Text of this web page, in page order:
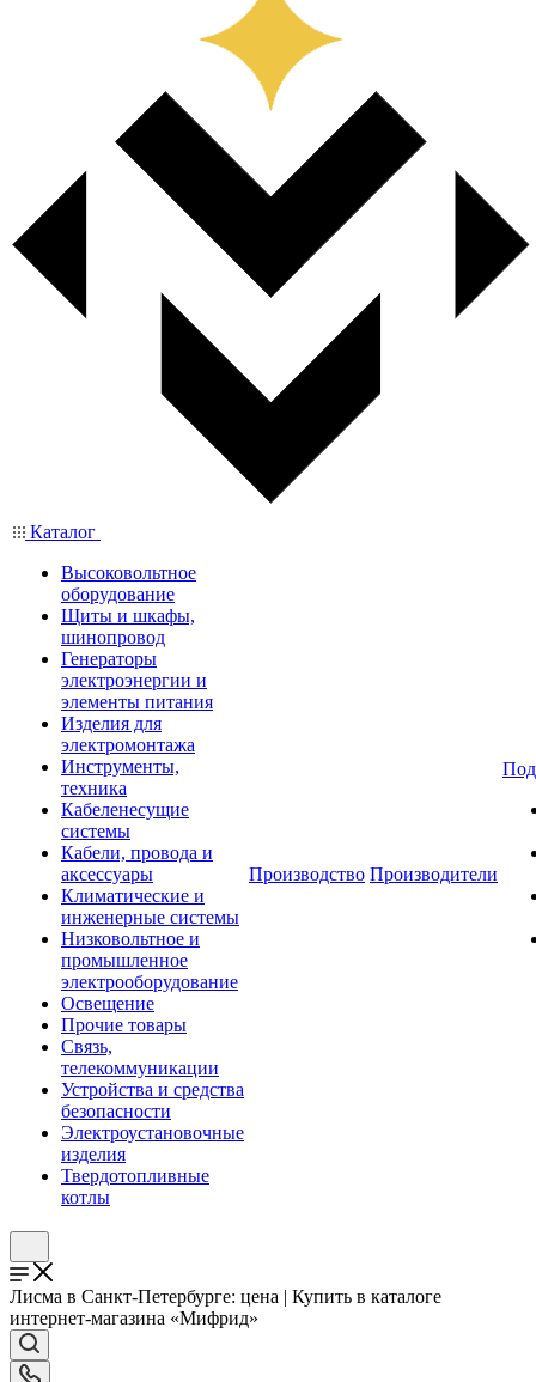
Каталог
Высоковольтное
оборудование
Щиты и шкафы,
шинопровод
Генераторы
электроэнергии и
элементы питания
Изделия для
электромонтажа
Инструменты,
техника
Кабеленесущие
системы
Кабели, провода и
аксессуары
Климатические и
инженерные системы
Низковольтное и
промышленное
электрооборудование
Освещение
Прочие товары
Связь,
телекоммуникации
Устройства и средства
безопасности
Электроустановочные
изделия
Твердотопливные
котлы
Производство Производители
Лисма в Санкт-Петербурге: цена | Купить в каталоге
интернет-магазина «Мифрид»